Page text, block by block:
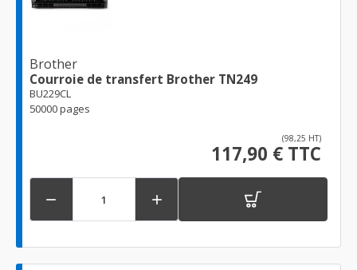
Brother
Courroie de transfert Brother TN249
BU229CL
50000 pages
(98,25 HT)
117,90 € TTC
 